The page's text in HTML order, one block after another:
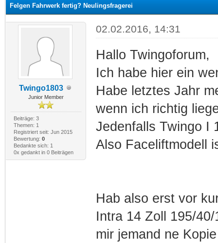
Felgen Fahrwerk fertig? Neulingsfragerei
Twingo1803
Junior Member
Beiträge: 3
Themen: 1
Registriert seit: Jun 2015
Bewertung: 0
Bedankte sich: 1
0x gedankt in 0 Beiträgen
02.02.2016, 14:31
Hallo Twingoforum,
Ich habe hier ein
Habe letztes Jahr
wenn ich richtig
Jedenfalls Twingo I
Also Faceliftmodell
Hab also erst vor
Intra 14 Zoll 195/
mir jemand ne